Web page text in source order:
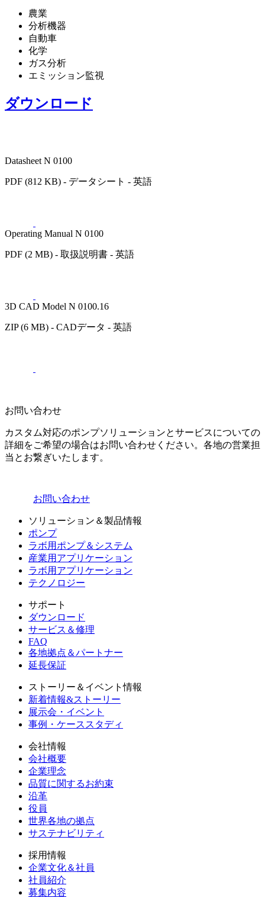
農業
分析機器
自動車
化学
ガス分析
エミッション監視
ダウンロード
Datasheet N 0100
PDF (812 KB) - データシート - 英語
Operating Manual N 0100
PDF (2 MB) - 取扱説明書 - 英語
3D CAD Model N 0100.16
ZIP (6 MB) - CADデータ - 英語
お問い合わせ
カスタム対応のポンプソリューションとサービスについての
詳細をご希望の場合はお問い合わせください。各地の営業担
当とお繋ぎいたします。
お問い合わせ
ソリューション＆製品情報
ポンプ
ラボ用ポンプ＆システム
産業用アプリケーション
ラボ用アプリケーション
テクノロジー
サポート
ダウンロード
サービス＆修理
FAQ
各地拠点＆パートナー
延長保証
ストーリー＆イベント情報
新着情報&ストーリー
展示会・イベント
事例・ケーススタディ
会社情報
会社概要
企業理念
品質に関するお約束
沿革
役員
世界各地の拠点
サステナビリティ
採用情報
企業文化＆社員
社員紹介
募集内容